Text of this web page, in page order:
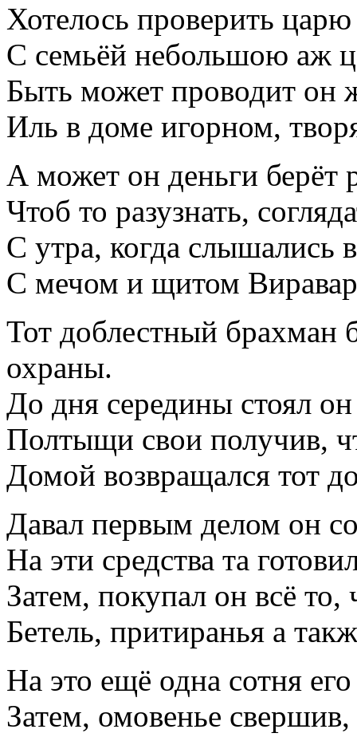
Хотелось проверить
С семьёй небольшою аж
Быть может проводит он
Иль в доме игорном,
А может он деньги берёт
Чтоб то разузнать,
С утра, когда слышались
С мечом и щитом
Тот доблестный брахман
охраны.
До дня середины стоял
Полтыщи свои получив,
Домой возвращался тот
Давал первым делом он
На эти средства та
Затем, покупал он всё
Бетель, притиранья а
На это ещё одна сотня
Затем, омовенье